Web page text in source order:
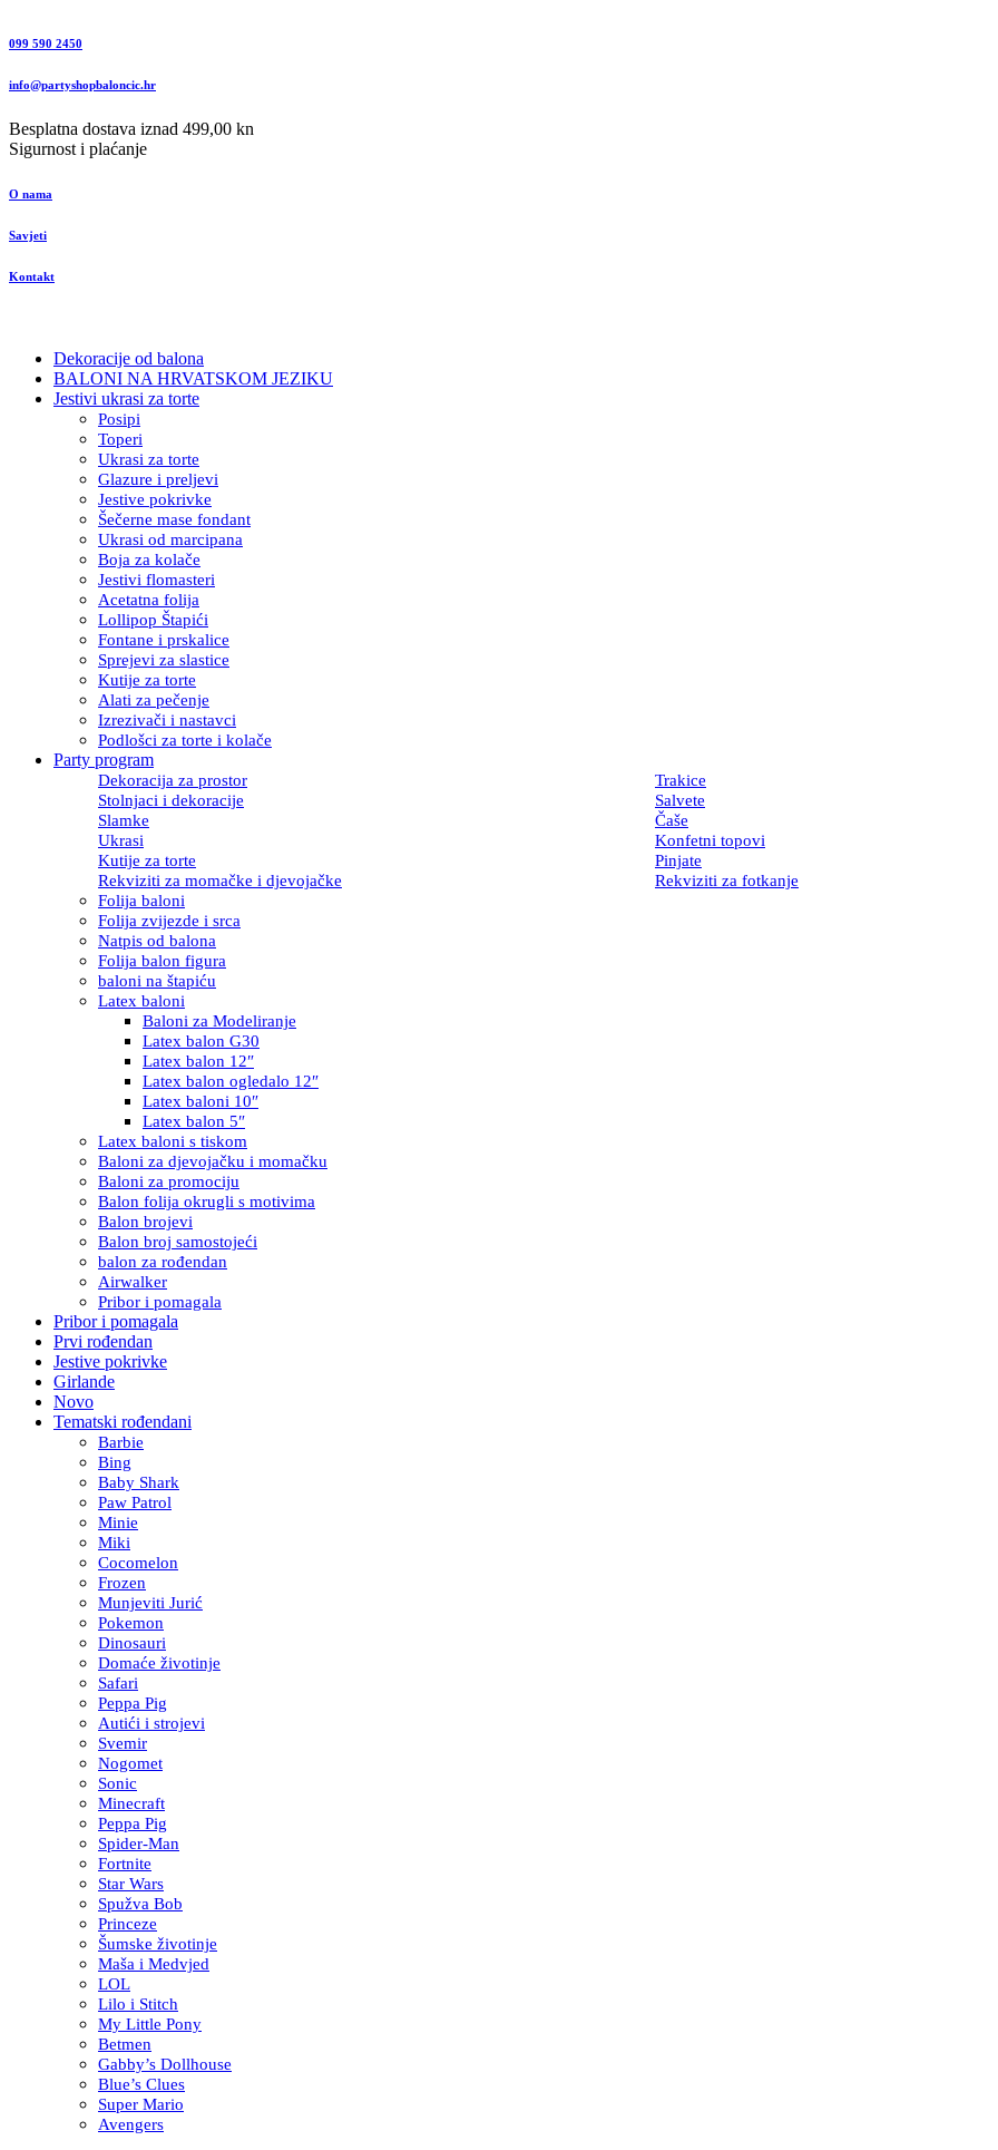
099 590 2450
info@partyshopbaloncic.hr
Besplatna dostava iznad 499,00 kn
Sigurnost i plaćanje
O nama
Savjeti
Kontakt
Dekoracije od balona
BALONI NA HRVATSKOM JEZIKU
Jestivi ukrasi za torte
Posipi
Toperi
Ukrasi za torte
Glazure i preljevi
Jestive pokrivke
Šečerne mase fondant
Ukrasi od marcipana
Boja za kolače
Jestivi flomasteri
Acetatna folija
Lollipop Štapići
Fontane i prskalice
Sprejevi za slastice
Kutije za torte
Alati za pečenje
Izrezivači i nastavci
Podlošci za torte i kolače
Party program
Dekoracija za prostor
Trakice
Stolnjaci i dekoracije
Salvete
Slamke
Čaše
Ukrasi
Konfetni topovi
Kutije za torte
Pinjate
Rekviziti za momačke i djevojačke
Rekviziti za fotkanje
Folija baloni
Folija zvijezde i srca
Natpis od balona
Folija balon figura
baloni na štapiću
Latex baloni
Baloni za Modeliranje
Latex balon G30
Latex balon 12″
Latex balon ogledalo 12″
Latex baloni 10″
Latex balon 5″
Latex baloni s tiskom
Baloni za djevojačku i momačku
Baloni za promociju
Balon folija okrugli s motivima
Balon brojevi
Balon broj samostojeći
balon za rođendan
Airwalker
Pribor i pomagala
Pribor i pomagala
Prvi rođendan
Jestive pokrivke
Girlande
Novo
Tematski rođendani
Barbie
Bing
Baby Shark
Paw Patrol
Minie
Miki
Cocomelon
Frozen
Munjeviti Jurić
Pokemon
Dinosauri
Domaće životinje
Safari
Peppa Pig
Autići i strojevi
Svemir
Nogomet
Sonic
Minecraft
Peppa Pig
Spider-Man
Fortnite
Star Wars
Spužva Bob
Princeze
Šumske životinje
Maša i Medvjed
LOL
Lilo i Stitch
My Little Pony
Betmen
Gabby’s Dollhouse
Blue’s Clues
Super Mario
Avengers